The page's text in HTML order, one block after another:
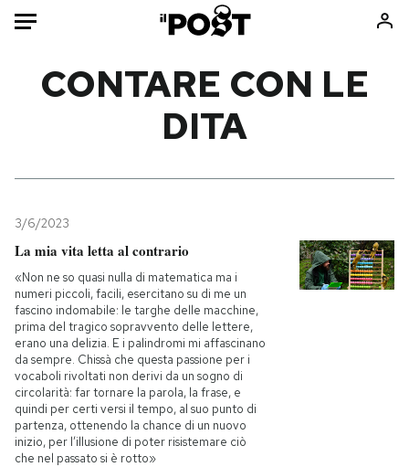
Mondo
Tecnologia
Internet
Scienza
Cultura
Economia
Sport
Libri
Ok Boomer!
Media
Europa
Altrecose
Mondiali calcio 2026
PODCAST
CONTARE CON LE
DITA
3/6/2023
La mia vita letta al contrario
«Non ne so quasi nulla di matematica ma i
numeri piccoli, facili, esercitano su di me un
fascino indomabile: le targhe delle macchine,
prima del tragico sopravvento delle lettere,
erano una delizia. E i palindromi mi affascinano
da sempre. Chissà che questa passione per i
vocaboli rivoltati non derivi da un sogno di
circolarità: far tornare la parola, la frase, e
quindi per certi versi il tempo, al suo punto di
partenza, ottenendo la chance di un nuovo
inizio, per l’illusione di poter risistemare ciò
che nel passato si è rotto»